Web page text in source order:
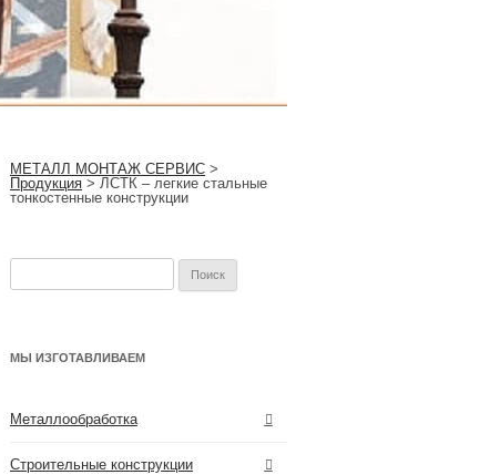
МЕТАЛЛ МОНТАЖ СЕРВИС >
Продукция > ЛСТК – легкие стальные
тонкостенные конструкции
МЫ ИЗГОТАВЛИВАЕМ
Металлообработка
Строительные конструкции